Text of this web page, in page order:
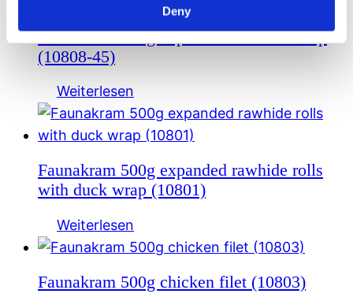
Deny
Faunakram 300g expanded rawhide wrap
(10808-45)
Weiterlesen
Faunakram 500g expanded rawhide rolls
with duck wrap (10801)
Weiterlesen
Faunakram 500g chicken filet (10803)